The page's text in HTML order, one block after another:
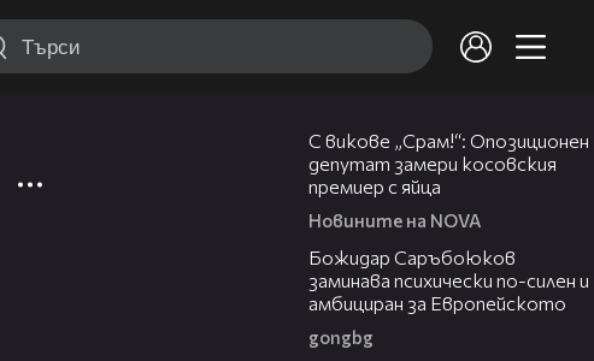
С викове „Срам!“: Опозиционен
депутат замери косовския
премиер с яйца
Новините на NOVA
Божидар Саръбоюков
заминава психически по-силен и
амбициран за Европейското
gongbg